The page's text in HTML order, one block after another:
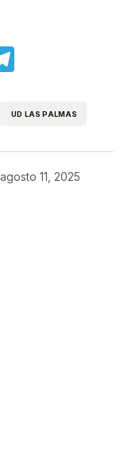
UD LAS PALMAS
agosto 11, 2025